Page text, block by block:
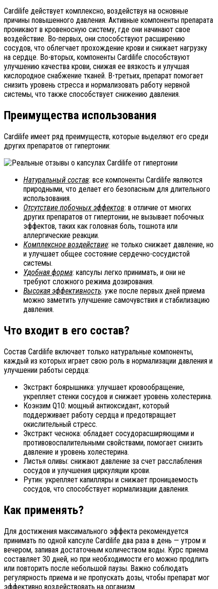
Cardilife действует комплексно, воздействуя на основные
причины повышенного давления. Активные компоненты препарата
проникают в кровеносную систему, где они начинают свое
воздействие. Во-первых, они способствуют расширению
сосудов, что облегчает прохождение крови и снижает нагрузку
на сердце. Во-вторых, компоненты Cardilife способствуют
улучшению качества крови, снижая ее вязкость и улучшая
кислородное снабжение тканей. В-третьих, препарат помогает
снизить уровень стресса и нормализовать работу нервной
системы, что также способствует снижению давления.
Преимущества использования
Cardilife имеет ряд преимуществ, которые выделяют его среди
других препаратов от гипертонии:
Натуральный состав: все компоненты Cardilife являются
природными, что делает его безопасным для длительного
использования.
Отсутствие побочных эффектов: в отличие от многих
других препаратов от гипертонии, не вызывает побочных
эффектов, таких как головная боль, тошнота или
аллергические реакции.
Комплексное воздействие: не только снижает давление, но
и улучшает общее состояние сердечно-сосудистой
системы.
Удобная форма: капсулы легко принимать, и они не
требуют сложного режима дозирования.
Высокая эффективность: уже после первых дней приема
можно заметить улучшение самочувствия и стабилизацию
давления.
Что входит в его состав?
Состав Cardilife включает только натуральные компоненты,
каждый из которых играет свою роль в нормализации давления и
улучшении работы сердца:
Экстракт боярышника: улучшает кровообращение,
укрепляет стенки сосудов и снижает уровень холестерина.
Коэнзим Q10: мощный антиоксидант, который
поддерживает работу сердца и предотвращает
окислительный стресс.
Экстракт чеснока: обладает сосудорасширяющими и
противовоспалительными свойствами, помогает снизить
давление и уровень холестерина.
Листья оливы: снижают давление за счет расслабления
сосудов и улучшения циркуляции крови.
Рутин: укрепляет капилляры и снижает проницаемость
сосудов, что способствует нормализации давления.
Как применять?
Для достижения максимального эффекта рекомендуется
принимать по одной капсуле Cardilife два раза в день — утром и
вечером, запивая достаточным количеством воды. Курс приема
составляет 30 дней, но при необходимости его можно продлить
или повторить после небольшой паузы. Важно соблюдать
регулярность приема и не пропускать дозы, чтобы препарат мог
эффективно воздействовать на организм.